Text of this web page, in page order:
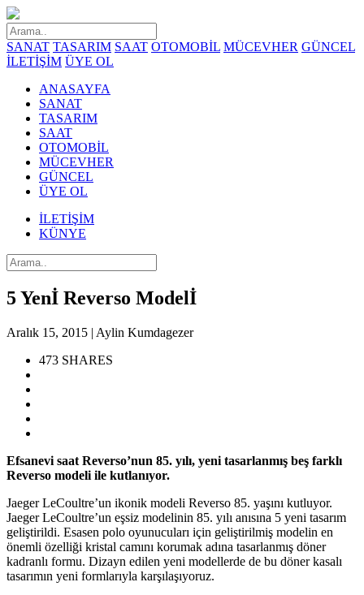
SANAT TASARIM SAAT OTOMOBİL MÜCEVHER GÜNCEL
İLETİŞİM ÜYE OL
ANASAYFA
SANAT
TASARIM
SAAT
OTOMOBİL
MÜCEVHER
GÜNCEL
ÜYE OL
İLETİŞİM
KÜNYE
5 Yenİ Reverso Modelİ
Aralık 15, 2015 | Aylin Kumdagezer
473 SHARES
Efsanevi saat Reverso’nun 85. yılı, yeni tasarlanmış beş farklı
Reverso modeli ile kutlanıyor.
Jaeger LeCoultre’un ikonik modeli Reverso 85. yaşını kutluyor.
Jaeger LeCoultre’un eşsiz modelinin 85. yılı anısına 5 yeni tasarım
geliştirildi. Esasen polo oyunucuları için geliştirilmiş modelin en
önemli özelliği kristal camını korumak adına tasarlanmış döner
kadranlı formu. Dizayn edilen yeni modellerde de bu döner kasalı
tasarımın yeni formlarıyla karşılaşıyoruz.